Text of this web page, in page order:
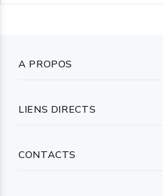
A PROPOS
LIENS DIRECTS
CONTACTS